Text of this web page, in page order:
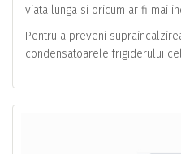
viata lunga si oricum ar fi mai
Pentru a preveni
condensatoarele frigiderului